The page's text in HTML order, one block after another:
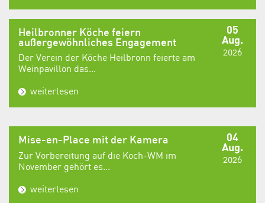
05
Aug.
2026
Heilbronner Köche feiern
außergewöhnliches Engagement
Der Verein der Köche Heilbronn feierte am
Weinpavillon das...
weiterlesen
04
Aug.
2026
Mise-en-Place mit der Kamera
Zur Vorbereitung auf die Koch-WM im
November gehört es...
weiterlesen